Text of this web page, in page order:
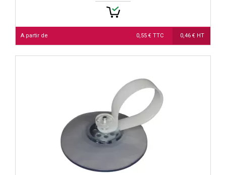
A partir de 0,55 € TTC 0,46 € HT